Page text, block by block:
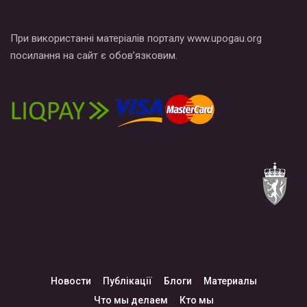
При використанні матеріалів порталу www.upogau.org
посилання на сайт є обов’язковим.
Новости Публікації Блоги
Материалы
Что мы делаем
Кто мы